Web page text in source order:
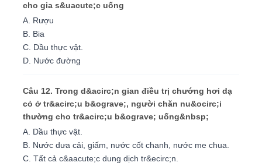
cho gia s&uacute;c uống
A. Rượu
B. Bia
C. Dầu thực vật.
D. Nước đường
Câu 12. Trong d&acirc;n gian điều trị chướng hơi dạ
cỏ ở tr&acirc;u b&ograve;, người chăn nu&ocirc;i
thường cho tr&acirc;u b&ograve; uống&nbsp;
A. Dầu thực vật.
B. Nước dưa cải, giấm, nước cốt chanh, nước me chua.
C. Tất cả c&aacute;c dung dịch tr&ecirc;n.